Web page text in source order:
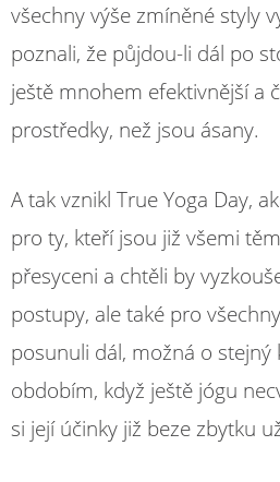
všechny výše zmíněné styly
poznali, že půjdou-li dál po
ještě mnohem efektivnější a
prostředky, než jsou ásany.
A tak vznikl True Yoga Day,
pro ty, kteří jsou již všemi
přesyceni a chtěli by
postupy, ale také pro
posunuli dál, možná o stejný
obdobím, když ještě jógu
si její účinky již beze zbytku